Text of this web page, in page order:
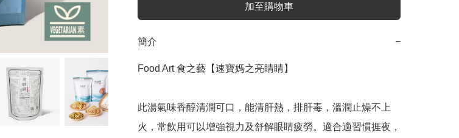
加至購物車
簡介 −
Food Art 食之藝【速寶媽之亮睛睛】
此湯氣味香醇清潤可口，能清肝熱，排肝毒，溫潤止燥不上
火，常飲用可以增強視力及舒解眼睛疲勞。適合適習慣捱夜，